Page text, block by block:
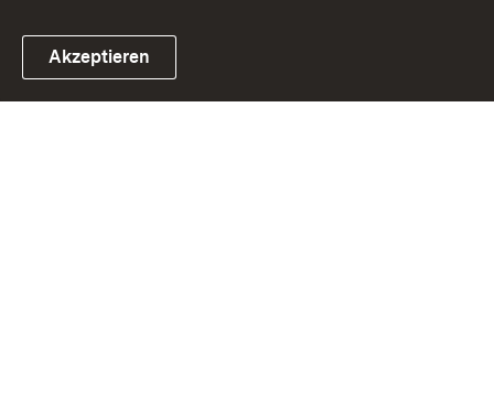
Link zum Landesportal
Akzeptieren